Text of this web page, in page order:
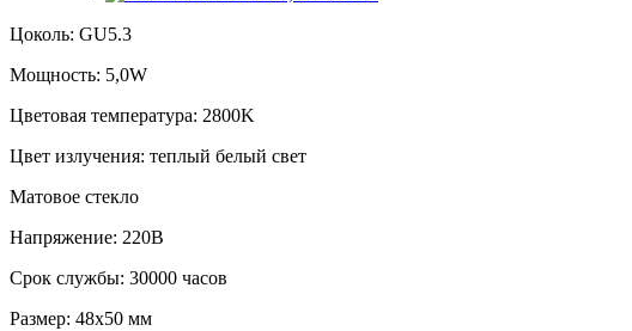
Цоколь: GU5.3
Мощность: 5,0W
Цветовая температура: 2800K
Цвет излучения: теплый белый свет
Матовое стекло
Напряжение: 220В
Срок службы: 30000 часов
Размер: 48x50 мм